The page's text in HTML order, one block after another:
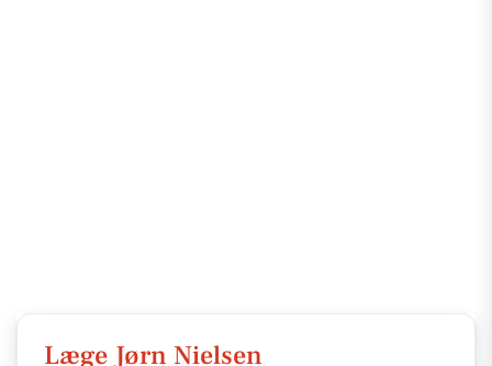
Læge Jørn Nielsen